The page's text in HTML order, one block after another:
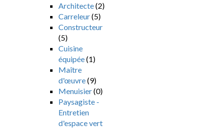
Architecte(2)
Carreleur(5)
Constructeur
(5)
Cuisine
équipée(1)
Maître
d'œuvre(9)
Menuisier(0)
Paysagiste -
Entretien
d'espace vert